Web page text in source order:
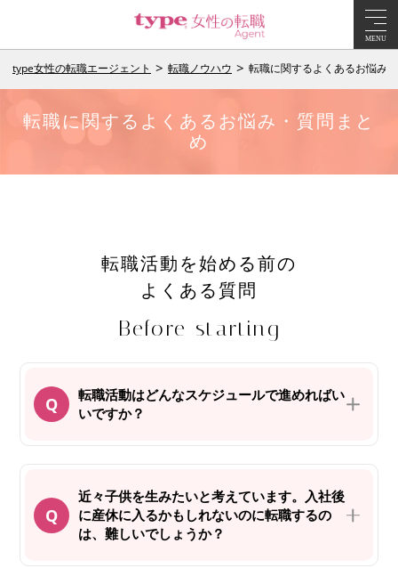
MENU
type女性の転職エージェント 転職ノウハウ 転職に関するよくあるお悩み
転職に関するよくあるお悩み・質問まと
め
転職活動を始める前の
よくある質問
Before starting
転職活動はどんなスケジュールで進めればい
いですか？
近々子供を生みたいと考えています。入社後
に産休に入るかもしれないのに転職するの
は、難しいでしょうか？